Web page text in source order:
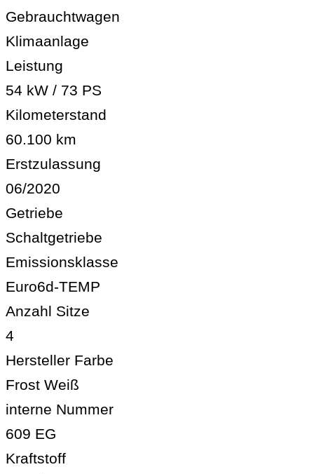
Gebrauchtwagen
Klimaanlage
Leistung
54 kW / 73 PS
Kilometerstand
60.100 km
Erstzulassung
06/2020
Getriebe
Schaltgetriebe
Emissionsklasse
Euro6d-TEMP
Anzahl Sitze
4
Hersteller Farbe
Frost Weiß
interne Nummer
609 EG
Kraftstoff